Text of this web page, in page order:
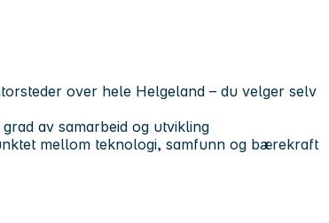
over hele Helgeland – du velger selv
av samarbeid og utvikling
mellom teknologi, samfunn og bærekraft